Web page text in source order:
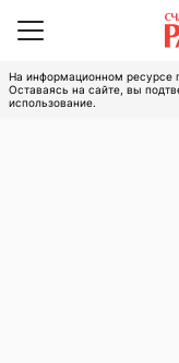
На информационном ресурсе
Оставаясь на сайте, вы
использование.